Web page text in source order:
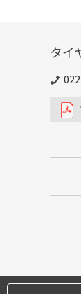
タイ